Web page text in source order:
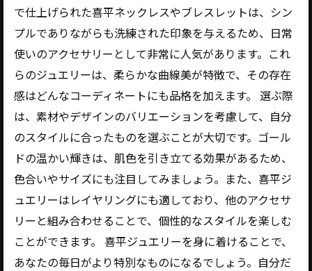
で仕上げられた喜平ネックレスやブレスレットは、シン
プルでありながらも洗練された印象を与えるため、日常
使いのアクセサリーとして非常に人気があります。これ
らのジュエリーは、柔らかな曲線美が特徴で、その存在
感はどんなコーディネートにも品格を加えます。 選ぶ際
は、素材やデザインのバリエーションを考慮して、自分
のスタイルに合ったものを選ぶことが大切です。ゴール
ドの温かい輝きは、肌色を引き立てる効果があるため、
色合いやサイズにも注目してみましょう。また、喜平ジ
ュエリーはレイヤリングにも適しており、他のアクセサ
リーと組み合わせることで、個性的なスタイルを楽しむ
ことができます。 喜平ジュエリーを身に着けることで、
あなたの毎日がより特別なものになるでしょう。自分だ